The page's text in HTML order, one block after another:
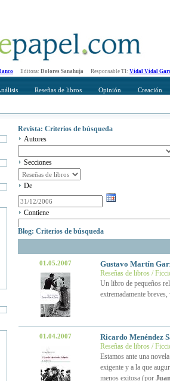
Editora: Dolores Sanahuja Responsable TI: Vidal Vidal
Reseñas de libros Opinión Creación
Revista: Criterios de búsqueda
Autores
Secciones
De
Contiene
Blog: Criterios de búsqueda
01.05.2007 Gustavo Martín
Reseñas de libros /
Un libro de pequeños
extremadamente
01.04.2007 Ricardo Menéndez
Reseñas de libros /
Estamos ante una
exigente y a la que
menos exitosa (por